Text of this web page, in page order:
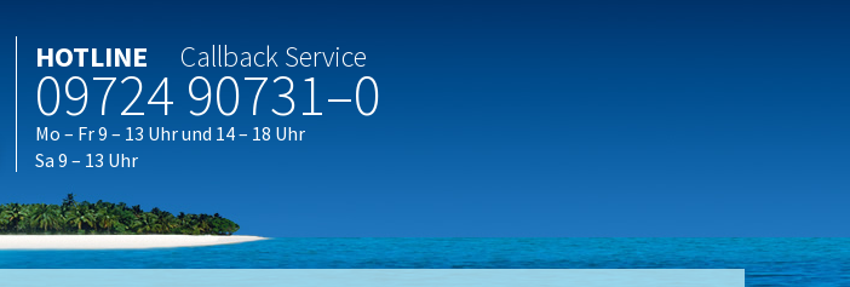
HOTLINE Callback Service
09724 90731–0
Mo – Fr 9 – 13 Uhr und 14 – 18 Uhr
Sa 9 – 13 Uhr